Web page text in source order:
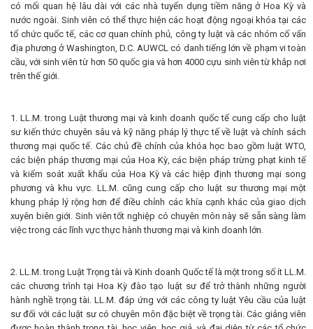
có mối quan hệ lâu dài với các nhà tuyển dụng tiềm năng ở Hoa Kỳ và
nước ngoài. Sinh viên có thể thực hiện các hoạt động ngoại khóa tại các
tổ chức quốc tế, các cơ quan chính phủ, công ty luật và các nhóm cố vấn
địa phương ở Washington, D.C. AUWCL có danh tiếng lớn về phạm vi toàn
cầu, với sinh viên từ hơn 50 quốc gia và hơn 4000 cựu sinh viên từ khắp nơi
trên thế giới.
1. LL.M. trong Luật thương mại và kinh doanh quốc tế cung cấp cho luật
sư kiến ​​thức chuyên sâu và kỹ năng pháp lý thực tế về luật và chính sách
thương mại quốc tế. Các chủ đề chính của khóa học bao gồm luật WTO,
các biện pháp thương mại của Hoa Kỳ, các biện pháp trừng phạt kinh tế
và kiểm soát xuất khẩu của Hoa Kỳ và các hiệp định thương mại song
phương và khu vực. LL.M. cũng cung cấp cho luật sư thương mại một
khung pháp lý rộng hơn để điều chỉnh các khía cạnh khác của giao dịch
xuyên biên giới. Sinh viên tốt nghiệp có chuyên môn này sẽ sẵn sàng làm
việc trong các lĩnh vực thực hành thương mại và kinh doanh lớn.
2. LL.M. trong Luật Trọng tài và Kinh doanh Quốc tế là một trong số ít LL.M.
các chương trình tại Hoa Kỳ đào tạo luật sư để trở thành những người
hành nghề trọng tài. LL.M. đáp ứng với các công ty luật Yêu cầu của luật
sư đối với các luật sư có chuyên môn đặc biệt về trọng tài. Các giảng viên